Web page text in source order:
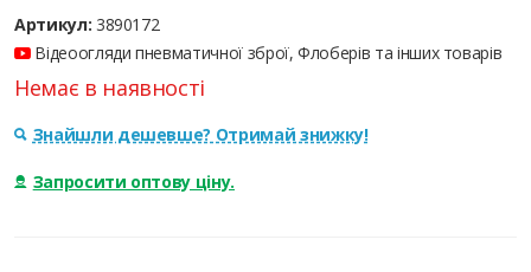
Артикул: 3890172
Відеоогляди пневматичної зброї, Флоберів та інших товарів
Немає в наявності
Знайшли дешевше? Отримай знижку!
Запросити оптову ціну.